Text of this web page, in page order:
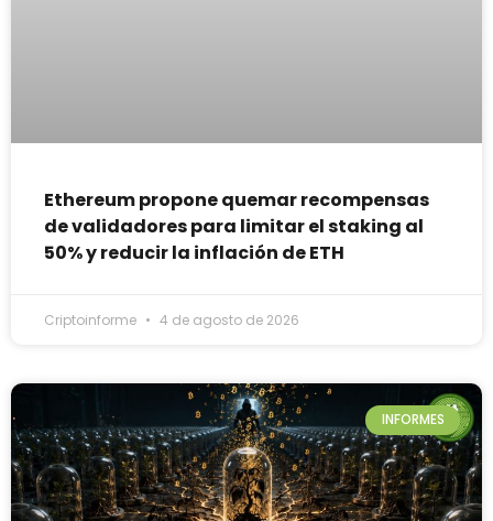
Ethereum propone quemar recompensas
de validadores para limitar el staking al
50% y reducir la inflación de ETH
Criptoinforme 4 de agosto de 2026
INFORMES